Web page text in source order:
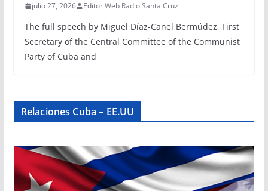
julio 27, 2026 Editor Web Radio Santa Cruz
The full speech by Miguel Díaz-Canel Bermúdez, First
Secretary of the Central Committee of the Communist
Party of Cuba and
Relaciones Cuba – EE.UU